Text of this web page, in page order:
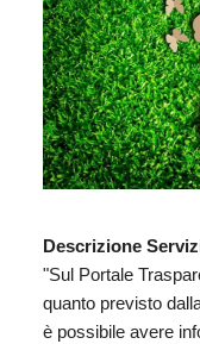
Descrizione
"Sul Portale
quanto previsto
è possibile avere